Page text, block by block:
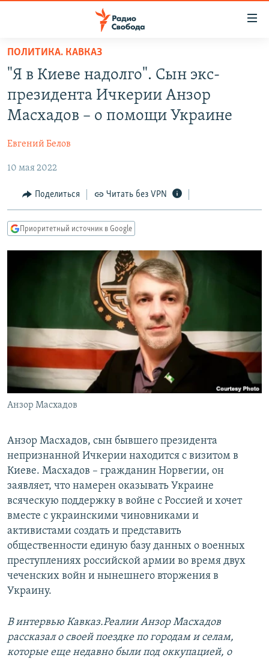
упрощенного
доступа
основному
Вернутся
навигации
Вернутся
поиску
ПРОГРАММЫ
АВТОРСКИЕ ПРОЕКТЫ
МНЕНИЯ
КУЛЬТУРА
IDEL.РЕАЛИИ
СЕВЕР.РЕАЛИИ
РАСПИСАНИЕ ВЕЩАНИЯ
ПОДПИШИТЕСЬ НА РАССЫЛКУ
СОЦИАЛЬНЫЕ СЕТИ
ПОЛИТИКА. КАВКАЗ
"Я в Киеве надолго". Сын экс-
президента Ичкерии Анзор
Масхадов – о помощи Украине
Евгений Белов
10 мая 2022
Поделиться Читать без VPN
Приоритетный источник в Google
Анзор Масхадов
Анзор Масхадов, сын бывшего президента
непризнанной Ичкерии находится с визитом в
Киеве. Масхадов – гражданин Норвегии, он
заявляет, что намерен оказывать Украине
всяческую поддержку в войне с Россией и хочет
вместе с украинскими чиновниками и
активистами создать и представить
общественности единую базу данных о военных
преступлениях российской армии во время двух
чеченских войн и нынешнего вторжения в
Украину.
В интервью Кавказ.Реалии Анзор Масхадов
рассказал о своей поездке по городам и селам,
которые еще недавно были под оккупацией, о